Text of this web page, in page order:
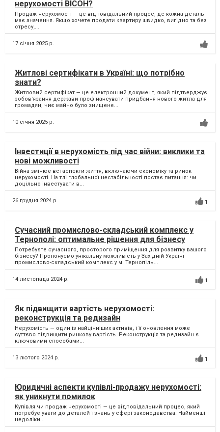
нерухомості ВІСОН?
Продаж нерухомості — це відповідальний процес, де кожна деталь
має значення. Якщо хочете продати квартиру швидко, вигідно та без
стресу,...
17 січня 2025 р.
Житлові сертифікати в Україні: що потрібно
знати?
Житловий сертифікат — це електронний документ, який підтверджує
зобов'язання держави профінансувати придбання нового житла для
громадян, чиє майно було знищене...
10 січня 2025 р.
Інвестиції в нерухомість під час війни: виклики та
нові можливості
Війна змінює всі аспекти життя, включаючи економіку та ринок
нерухомості. На тлі глобальної нестабільності постає питання: чи
доцільно інвестувати в...
26 грудня 2024 р. 1
Сучасний промислово-складський комплекс у
Тернополі: оптимальне рішення для бізнесу
Потребуєте сучасного, просторого приміщення для розвитку вашого
бізнесу? Пропонуємо унікальну можливість у Західній Україні —
промислово-складський комплекс у м. Тернопіль...
14 листопада 2024 р. 1
Як підвищити вартість нерухомості:
реконструкція та редизайн
Нерухомість — один із найцінніших активів, і її оновлення може
суттєво підвищити ринкову вартість. Реконструкція та редизайн є
ключовими способами...
13 лютого 2024 р. 1
Юридичні аспекти купівлі-продажу нерухомості:
як уникнути помилок
Купівля чи продаж нерухомості — це відповідальний процес, який
потребує уваги до деталей і знань у сфері законодавства. Найменші
недоліки...